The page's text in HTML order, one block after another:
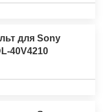
для Sony
40V4210